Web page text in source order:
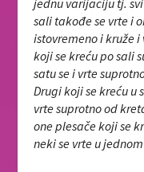
jednu varijaciju tj.
sali takođe se vrte i
istovremeno i kruže
koji se kreću po sali
satu se i vrte
Drugi koji se kreću u
vrte suprotno od
one plesače koji se
neki se vrte u